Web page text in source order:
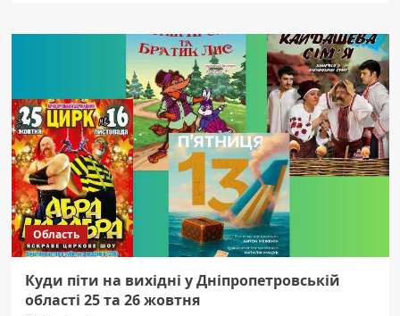
Область
Куди піти на вихідні у Дніпропетровській
області 25 та 26 жовтня